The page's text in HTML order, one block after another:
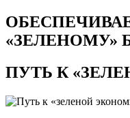
«ЗЕЛЕНОМУ»
ПУТЬ К